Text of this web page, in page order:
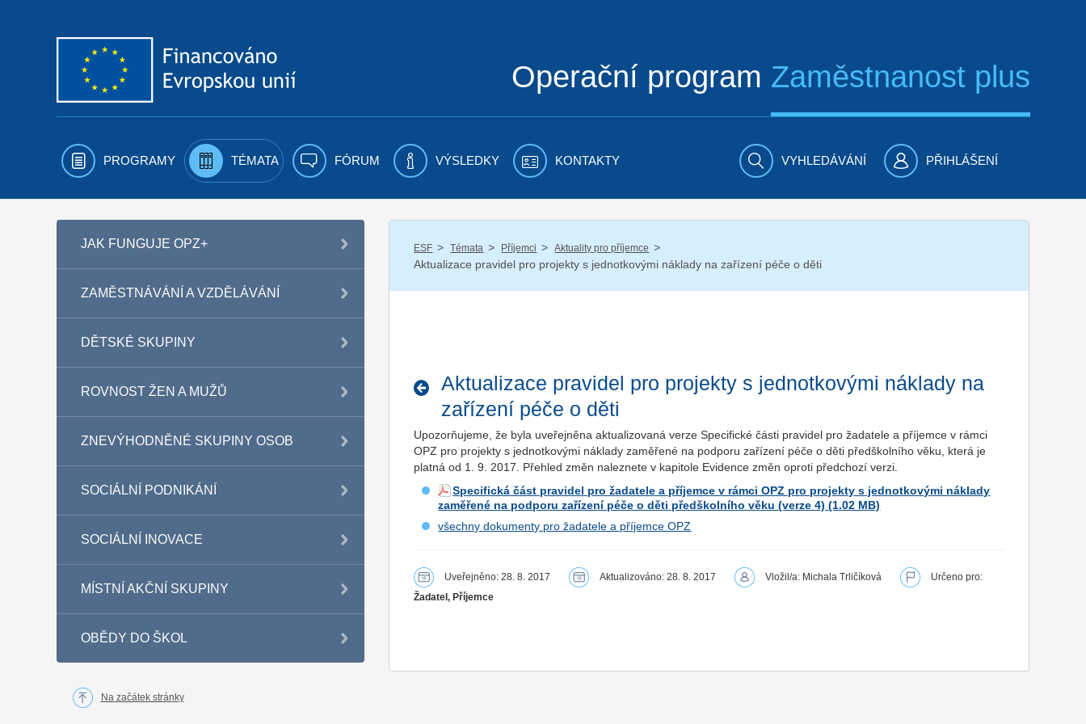
Operační program Zaměstnanost plus
PROGRAMY TÉMATA FÓRUM VÝSLEDKY KONTAKTY VYHLEDÁVÁNÍ PŘIHLÁŠENÍ
JAK FUNGUJE OPZ+
ZAMĚSTNÁVÁNÍ A VZDĚLÁVÁNÍ
DĚTSKÉ SKUPINY
ROVNOST ŽEN A MUŽŮ
ZNEVÝHODNĚNÉ SKUPINY OSOB
SOCIÁLNÍ PODNIKÁNÍ
SOCIÁLNÍ INOVACE
MÍSTNÍ AKČNÍ SKUPINY
OBĚDY DO ŠKOL
ESF / Témata / Příjemci / Aktuality pro příjemce /
Aktualizace pravidel pro projekty s jednotkovými náklady na zařízení péče o děti
Aktualizace pravidel pro projekty s jednotkovými náklady na
zařízení péče o děti
Upozorňujeme, že byla uveřejněna aktualizovaná verze Specifické části pravidel pro žadatele a příjemce v rámci
OPZ pro projekty s jednotkovými náklady zaměřené na podporu zařízení péče o děti předškolního věku, která je
platná od 1. 9. 2017. Přehled změn naleznete v kapitole Evidence změn oproti předchozí verzi.
Specifická část pravidel pro žadatele a příjemce v rámci OPZ pro projekty s jednotkovými náklady
zaměřené na podporu zařízení péče o děti předškolního věku (verze 4)
všechny dokumenty pro žadatele a příjemce OPZ
Uveřejněno: 28. 8. 2017 Aktualizováno: 28. 8. 2017 Vložil/a: Michala Trličíková
Určeno pro:
Žadatel, Příjemce
Na začátek stránky